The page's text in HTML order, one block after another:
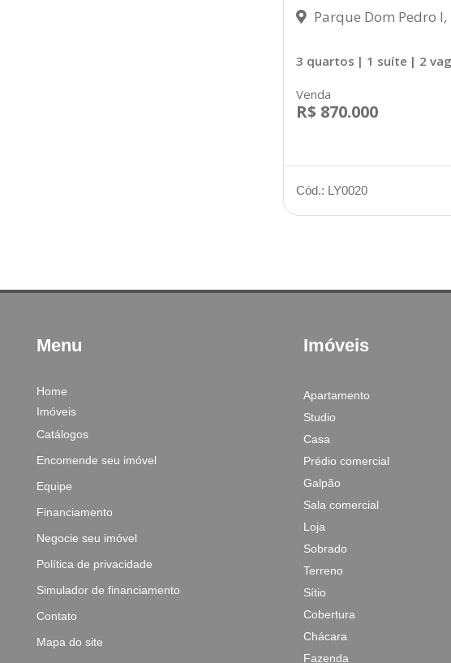
Parque Dom Pedro I,
3 quartos | 1 suíte | 2
Venda
R$ 870.000
Cód.: LY0020
Menu
Home
Imóveis
Catálogos
Encomende seu imóvel
Equipe
Financiamento
Negocie seu imóvel
Política de privacidade
Simulador de financiamento
Contato
Mapa do site
Imóveis
Apartamento
Studio
Casa
Prédio comercial
Galpão
Sala comercial
Loja
Sobrado
Terreno
Sítio
Cobertura
Chácara
Fazenda